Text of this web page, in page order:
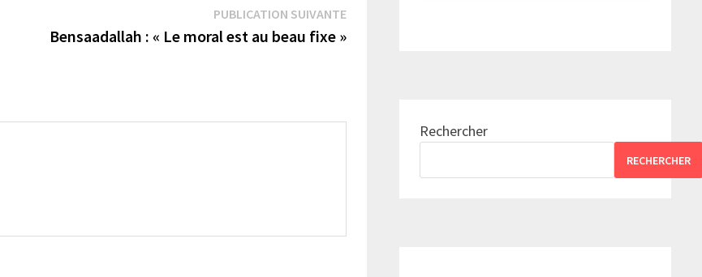
PUBLICATION SUIVANTEPublication
suivante :
Bensaadallah : « Le moral est au beau fixe »
Rechercher
RECHERCHER